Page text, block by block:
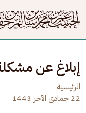
إبلاغ عن
الرئيسية
22 جمادى الآخر 1443